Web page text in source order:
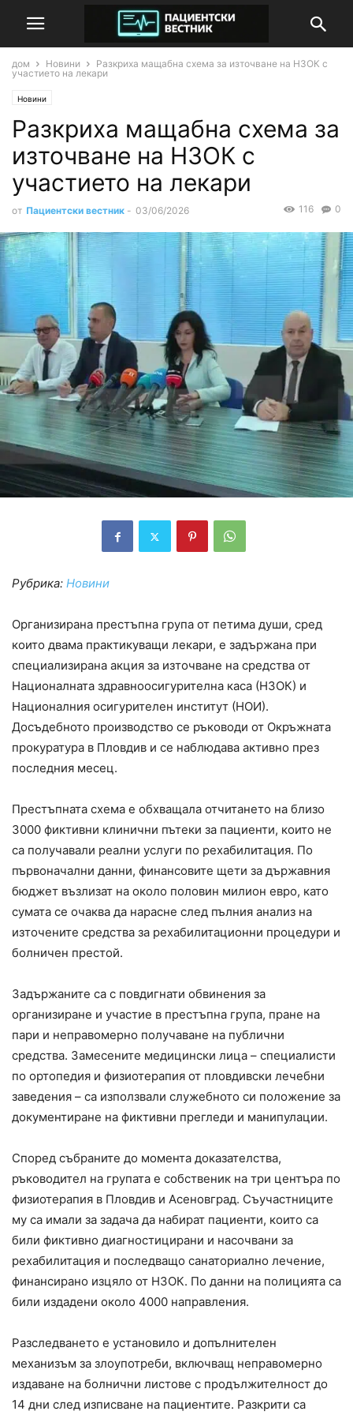
дом Новини
Разкриха мащабна схема за източване на НЗОК с
участието на лекари
Новини
Разкриха мащабна схема за
източване на НЗОК с
участието на лекари
от Пациентски вестник - 03/06/2026 0
116
Рубрика: Новини
Организирана престъпна група от петима души, сред
които двама практикуващи лекари, е задържана при
специализирана акция за източване на средства от
Националната здравноосигурителна каса (НЗОК) и
Националния осигурителен институт (НОИ).
Досъдебното производство се ръководи от Окръжната
прокуратура в Пловдив и се наблюдава активно през
последния месец.
Престъпната схема е обхващала отчитането на близо
3000 фиктивни клинични пътеки за пациенти, които не
са получавали реални услуги по рехабилитация. По
първоначални данни, финансовите щети за държавния
бюджет възлизат на около половин милион евро, като
сумата се очаква да нарасне след пълния анализ на
източените средства за рехабилитационни процедури и
болничен престой.
Задържаните са с повдигнати обвинения за
организиране и участие в престъпна група, пране на
пари и неправомерно получаване на публични
средства. Замесените медицински лица – специалисти
по ортопедия и физиотерапия от пловдивски лечебни
заведения – са използвали служебното си положение за
документиране на фиктивни прегледи и манипулации.
Според събраните до момента доказателства,
ръководител на групата е собственик на три центъра по
физиотерапия в Пловдив и Асеновград. Съучастниците
му са имали за задача да набират пациенти, които са
били фиктивно диагностицирани и насочвани за
рехабилитация и последващо санаториално лечение,
финансирано изцяло от НЗОК. По данни на полицията са
били издадени около 4000 направления.
Разследването е установило и допълнителен
механизъм за злоупотреби, включващ неправомерно
издаване на болнични листове с продължителност до
14 дни след изписване на пациентите. Разкрити са